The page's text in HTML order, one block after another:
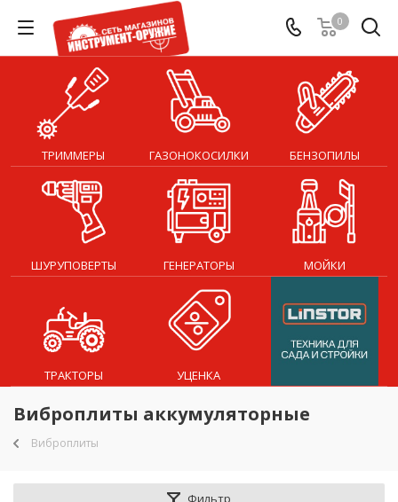
0
ТРИММЕРЫ ГАЗОНОКОСИЛКИ БЕНЗОПИЛЫ
ШУРУПОВЕРТЫ ГЕНЕРАТОРЫ МОЙКИ
ТРАКТОРЫ УЦЕНКА
Виброплиты аккумуляторные
Виброплиты
Фильтр